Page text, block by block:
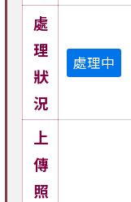
處
理
狀
況
處理中
上
傳
照